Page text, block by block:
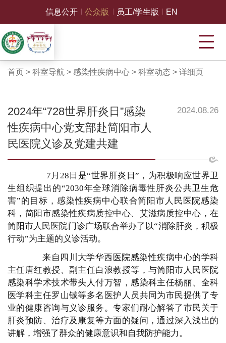
信息公开 公众版 员工/学生版 EN
首页 > 科室导航> 感染性疾病中心> 科室动态 > 详细页
2024年“728世界肝炎日”感染
性疾病中心党支部赴简阳市人
民医院义诊及党建共建
2024.08.26
7月28日是“世界肝炎日”，为积极响应世界卫
生组织提出的“2030年全球消除病毒性肝炎公共卫生危
害”的目标，感染性疾病中心联合简阳市人民医院感染
科，简阳市感染性疾病质控中心、艾滋病质控中心，在
简阳市人民医院门诊广场联合举办了以“消除肝炎，积极
行动”为主题的义诊活动。
来自四川大学华西医院感染性疾病中心的学科
主任唐红教授、副主任白浪教授等，与简阳市人民医院
感染科学术技术带头人付万智，感染科主任杨丽、全科
医学科主任罗山铖等多名医护人员共同为市民提供了专
业的健康咨询与义诊服务。专家们耐心解答了市民关于
肝炎预防、治疗及康复等方面的疑问，通过深入浅出的
讲解，增强了群众的健康意识和自我防护能力。